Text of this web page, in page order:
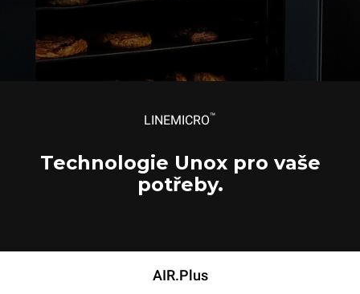
LINEMICRO™
Technologie Unox pro vaše
potřeby.
AIR.Plus